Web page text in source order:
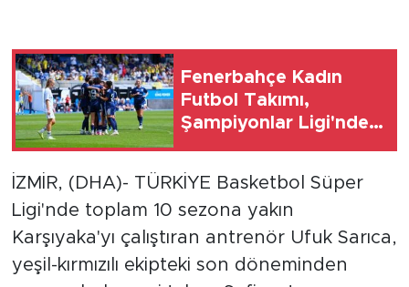
Fenerbahçe Kadın
Futbol Takımı,
Şampiyonlar Ligi'nde
İZMİR, (DHA)- TÜRKİYE Basketbol Süper
Ligi'nde toplam 10 sezona yakın
Karşıyaka'yı çalıştıran antrenör Ufuk Sarıca,
yeşil-kırmızılı ekipteki son döneminden